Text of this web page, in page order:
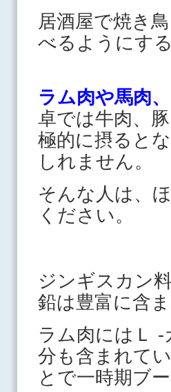
居酒屋で焼き
べるようにす
ラム肉や馬肉
卓では牛肉、
極的に摂ると
しれません。
そんな人は、
ください。
ジンギスカン
鉛は豊富に含
ラム肉にはＬ
分も含まれて
とで一時期ブ